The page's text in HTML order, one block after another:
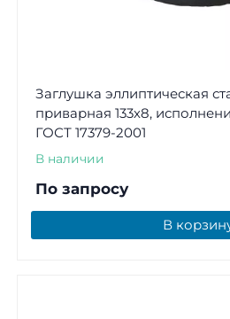
Заглушка эллиптическая
приварная 133х8,
ГОСТ 17379-2001
В наличии
По запросу
В